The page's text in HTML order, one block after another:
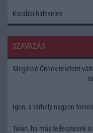
Korábbi hírlevelek
SZAVAZÁS
Megérné Önnek telefont
Igen, a tárhely nagyon fontos
Talán, ha más fejlesztések